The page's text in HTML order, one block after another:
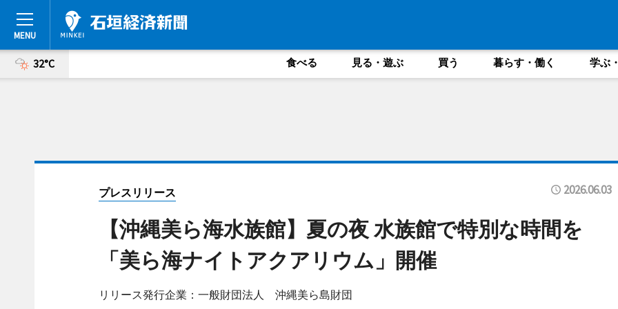
32°C 食べる 見る・遊ぶ 買う 暮らす・働く 学ぶ
プレスリリース 2026.06.03
【沖縄美ら海水族館】夏の夜 水族館で特別な時間を
「美ら海ナイトアクアリウム」開催
リリース発行企業：一般財団法人 沖縄美ら島財団